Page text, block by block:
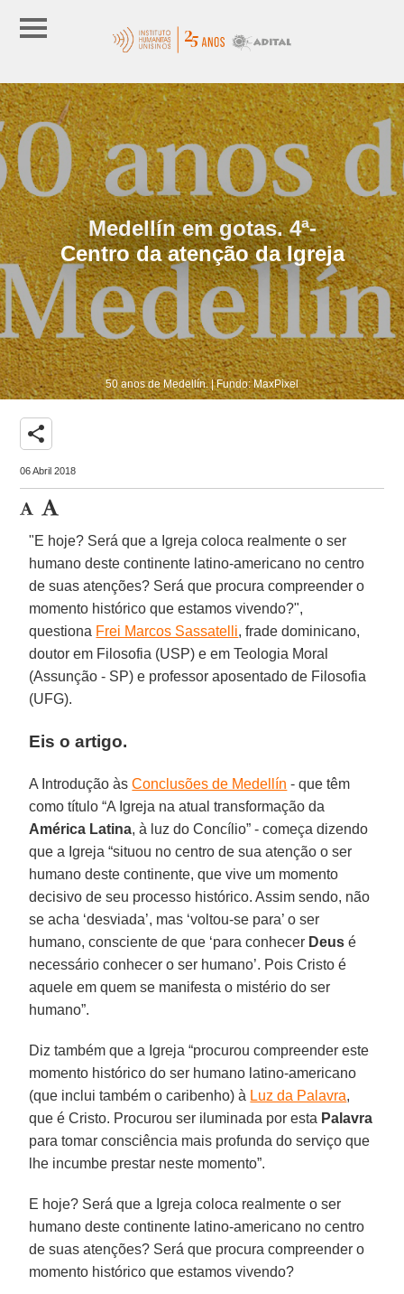
Medellín em gotas. 4ª-
Centro da atenção da Igreja
50 anos de Medellín. | Fundo: MaxPixel
share
06 Abril 2018
"E hoje? Será que a Igreja coloca realmente o ser
humano deste continente latino-americano no centro
de suas atenções? Será que procura compreender o
momento histórico que estamos vivendo?",
questiona Frei Marcos Sassatelli, frade dominicano,
doutor em Filosofia (USP) e em Teologia Moral
(Assunção - SP) e professor aposentado de Filosofia
(UFG).
Eis o artigo.
A Introdução àsConclusões de Medellín - que têm
como título “A Igreja na atual transformação da
América Latina, à luz do Concílio” - começa dizendo
que a Igreja “situou no centro de sua atenção o ser
humano deste continente, que vive um momento
decisivo de seu processo histórico. Assim sendo, não
se acha ‘desviada’, mas ‘voltou-se para’ o ser
humano, consciente de que ‘para conhecer Deus é
necessário conhecer o ser humano’. Pois Cristo é
aquele em quem se manifesta o mistério do ser
humano”.
Diz também que a Igreja “procurou compreender este
momento histórico do ser humano latino-americano
(que inclui também o caribenho) à Luz da Palavra,
que é Cristo. Procurou ser iluminada por esta Palavra
para tomar consciência mais profunda do serviço que
lhe incumbe prestar neste momento”.
E hoje? Será que a Igreja coloca realmente o ser
humano deste continente latino-americano no centro
de suas atenções? Será que procura compreender o
momento histórico que estamos vivendo?